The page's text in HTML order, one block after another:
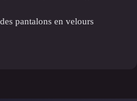
pantalons en velours